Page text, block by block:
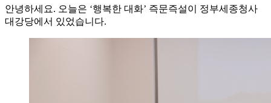
안녕하세요. 오늘은 ‘행복한 대화’ 즉문즉설이 정부세종청사
대강당에서 있었습니다.